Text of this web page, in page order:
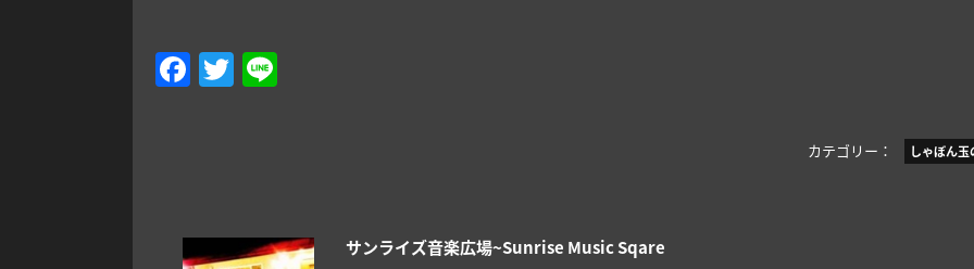
Facebook
Twitter
Line
カテゴリー： しゃぼん
サンライズ音楽広場~Sunrise Music Sqare